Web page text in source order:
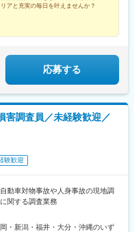
(福井県)、越前大野駅、武生駅、敦
本駅、桜町駅(長野県)、電気ビル前
原町駅(富山県)、新町口駅、福井駅
アと充実の毎日を叶えませんか？
応募する
害調査員／未経験歓迎／
験歓迎
動車対物事故や人身事故の現地調
関する調査業務
・新潟・福井・大分・沖縄のいず